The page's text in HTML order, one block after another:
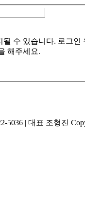
수 있습니다. 로그
해주세요.
5036 | 대표 조형진